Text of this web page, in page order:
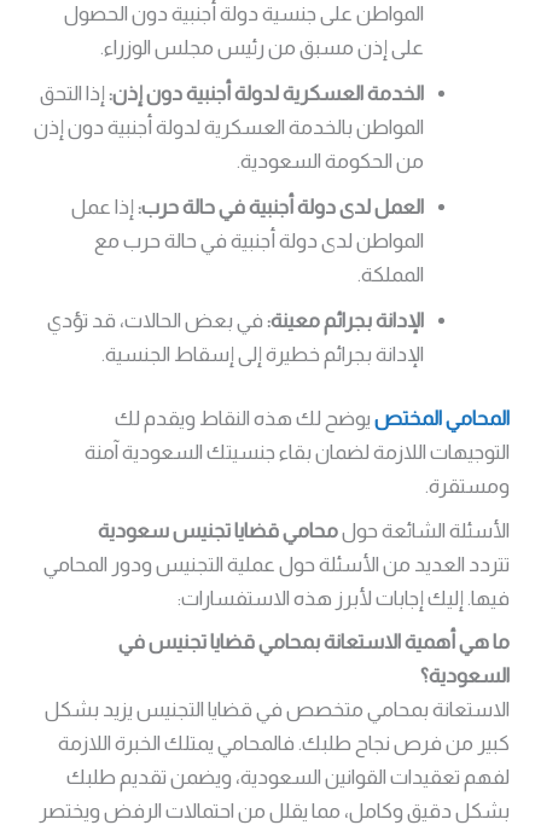
المواطن على جنسية دولة أجنبية دون الحصول
على إذن مسبق من رئيس مجلس الوزراء.
الخدمة العسكرية لدولة أجنبية دون إذن: إذا التحق
المواطن بالخدمة العسكرية لدولة أجنبية دون إذن
من الحكومة السعودية.
العمل لدى دولة أجنبية في حالة حرب: إذا عمل
المواطن لدى دولة أجنبية في حالة حرب مع
المملكة.
الإدانة بجرائم معينة: في بعض الحالات، قد تؤدي
الإدانة بجرائم خطيرة إلى إسقاط الجنسية.
المحامي المختص يوضح لك هذه النقاط ويقدم لك
التوجيهات اللازمة لضمان بقاء جنسيتك السعودية آمنة
ومستقرة.
الأسئلة الشائعة حولمحامي قضايا تجنيس سعودية
تتردد العديد من الأسئلة حول عملية التجنيس ودور المحامي
فيها. إليك إجابات لأبرز هذه الاستفسارات:
ما هي أهمية الاستعانة بمحامي قضايا تجنيس في
السعودية؟
الاستعانة بمحامي متخصص في قضايا التجنيس يزيد بشكل
كبير من فرص نجاح طلبك. فالمحامي يمتلك الخبرة اللازمة
لفهم تعقيدات القوانين السعودية، ويضمن تقديم طلبك
بشكل دقيق وكامل، مما يقلل من احتمالات الرفض ويختصر